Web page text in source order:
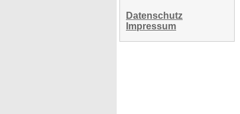
Datenschutz
Impressum